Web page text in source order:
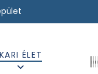
KARI ÉLET